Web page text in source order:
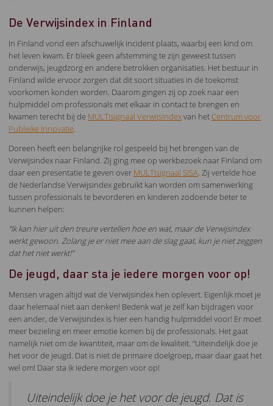
De Verwijsindex in Finland
In Finland vond een afschuwelijk incident plaats, waarbij een kind om
het leven kwam. Er bleek geen afstemming te zijn geweest tussen
onderwijs, jeugdzorg en andere betrokken organisaties. Het bestuur in
Finland wilde ervoor zorgen dat dit soort situaties in de toekomst
voorkomen konden worden. Daarom gingen zij op zoek naar een
hulpmiddel om professionals met elkaar in contact te brengen en
kwamen terecht bij de MULTIsignaal Verwijsindexvan hetCentrum voor
Publieke Innovatie.
Doreen heeft een belangrijke rol gespeeld bij het brengen van de
Verwijsindex naar Finland. Zij ging mee op werkbezoek naar Finland om
daar een presentatie te geven over MULTIsignaal SISA. Zij vertelde hoe
de Nederlandse Verwijsindex gebruikt kan worden om samenwerking
tussen professionals te bevorderen en kinderen zodoende beter te
kunnen helpen:
“Ik kan hier uit den treure vertellen hoe en wat, maar de Verwijsindex
werkt gewoon. Zolang je er niet mee aan de slag gaat, kun je niet zeggen
dat het niet werkt!”
De jeugd, daar sta je iedere morgen voor op!
Mensen vragen altijd wat de Verwijsindex hen oplevert. Eigenlijk moet je
daar helemaal niet aan denken! Bedenk wat je zelf kan bijdragen voor
een ander, de Verwijsindex is hier een handig hulpmiddel voor! Er moet
meer bezieling en meer emotie komen bij de professionals. Het gaat
namelijk niet om de kwantiteit, maar om de kwaliteit. “Uiteindelijk doe je
het voor de jeugd. Dat is niet de primaire doelgroep, maar daar gaat het
wel om! Daar sta ik iedere morgen voor op!
Uiteindelijk doe je het voor de jeugd. Dat is